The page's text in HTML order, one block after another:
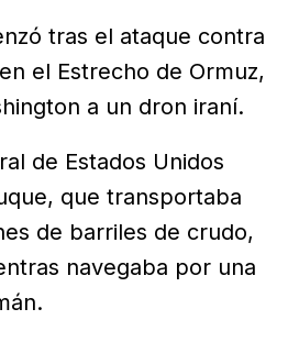
tras el ataque contra
el Estrecho de Ormuz,
a un dron iraní.
de Estados Unidos
que transportaba
de barriles de crudo,
navegaba por una